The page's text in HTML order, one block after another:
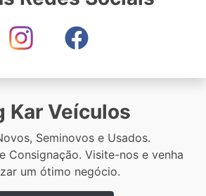
Kar Veículos
Seminovos e Usados.
Consignação. Visite-nos e venha
um ótimo negócio.